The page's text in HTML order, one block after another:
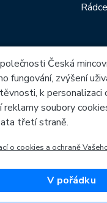
Rádce
patří:
unie
Podnikání a inovace pro
fond pro regionální
Česká
fungování, zvýšení
k personalizaci
reklamy soubory
třetí straně.
o cookies a ochraně
V pořádku